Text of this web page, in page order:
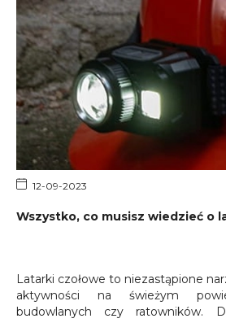
12-09-2023
Wszystko, co musisz wiedzieć o
Latarki czołowe to niezastąpione
aktywności na świeżym
budowlanych czy ratowników.